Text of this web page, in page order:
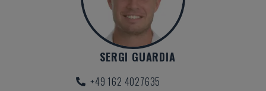
SERGI GUARDIA
+49 162 4027635